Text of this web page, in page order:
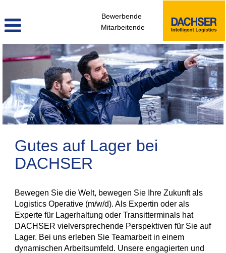
Bewerbende
Mitarbeitende
Gutes auf Lager bei
DACHSER
Bewegen Sie die Welt, bewegen Sie Ihre Zukunft als
Logistics Operative (m/w/d). Als Expertin oder als
Experte für Lagerhaltung oder Transitterminals hat
DACHSER vielversprechende Perspektiven für Sie auf
Lager. Bei uns erleben Sie Teamarbeit in einem
dynamischen Arbeitsumfeld. Unsere engagierten und